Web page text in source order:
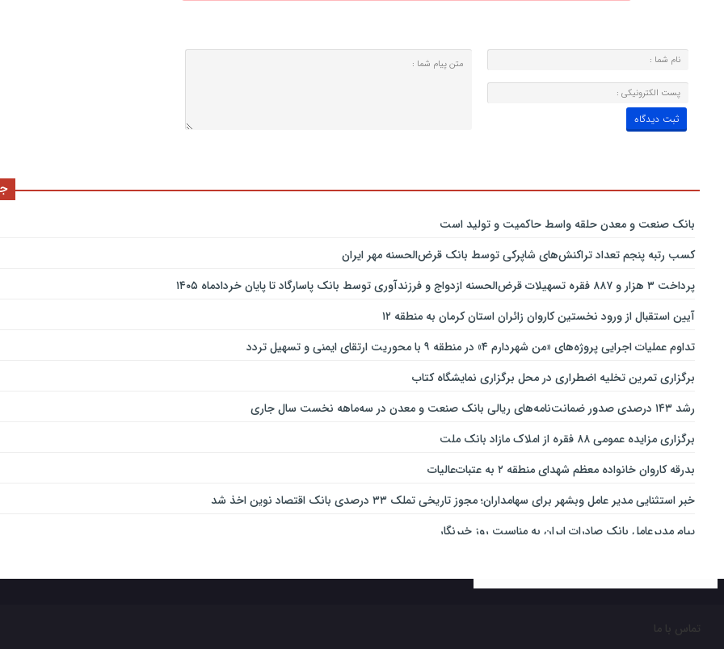
بانك صنعت و معدن حلقه واسط حاكمیت و تولید است
کسب رتبه پنجم تعداد تراکنش‌های شاپرکی توسط بانک قرض‌الحسنه مهر ایران
پرداخت ۳ هزار و ۸۸۷ فقره تسهیلات قرض‌الحسنه ازدواج و فرزندآوری توسط بانک پاسارگاد تا پایان خردادماه ۱۴۰۵
آیین استقبال از ورود نخستین کاروان زائران استان کرمان به منطقه ۱۲
تداوم عملیات اجرایی پروژه‌های «من شهردارم ۴» در منطقه ۹ با محوریت ارتقای ایمنی و تسهیل تردد
برگزاری تمرین تخلیه اضطراری در محل برگزاری نمایشگاه کتاب
رشد ۱۴۳ درصدی صدور ضمانت‌نامه‌های ریالی بانک صنعت و معدن در سه‌ماهه نخست سال جاری
برگزاری مزایده عمومی ۸۸ فقره از املاک مازاد بانک ملت
بدرقه کاروان خانواده معظم شهدای منطقه ۲ به عتبات‌عالیات
خبر استثنایی مدیر عامل وبشهر برای سهامداران؛ مجوز تاریخی تملک ۳۳ درصدی بانک اقتصاد نوین اخذ شد
پیام مدیرعامل بانک صادرات ایران به مناسبت روز خبرنگار
ارائه بسته ویژه «قربان تا غدیر» ایرانسل
خدمات‌دهي مترو به 4 ميليون و 100 هزار نفر مسافر در مناسبت‌هاي ملي و مذهبي
تماس با ما